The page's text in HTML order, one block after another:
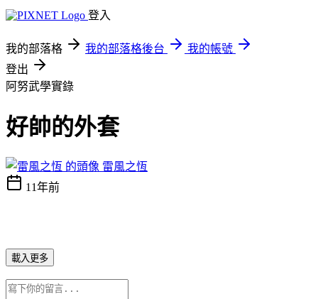
登入
我的部落格 我的部落格後台
我的帳號
登出
阿努武學實錄
好帥的外套
雷風之恆
11年前
載入更多